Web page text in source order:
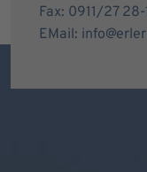
Fax: 0911/27
EMail: